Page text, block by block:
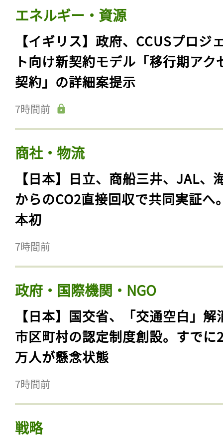
エネルギー・資源
【イギリス】政府、CCUSプロジ
ト向け新契約モデル「移行期アク
契約」の詳細案提示
7時間前
商社・物流
【日本】日立、商船三井、JAL、
からのCO2直接回収で共同実証へ
本初
7時間前
政府・国際機関・NGO
【日本】国交省、「交通空白」解
市区町村の認定制度創設。すでに
万人が懸念状態
7時間前
戦略